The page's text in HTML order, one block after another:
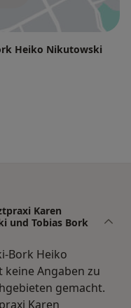
Heiko Nikutowski
Karen
und Tobias Bork
Bork Heiko
Angaben zu
gemacht.
Karen